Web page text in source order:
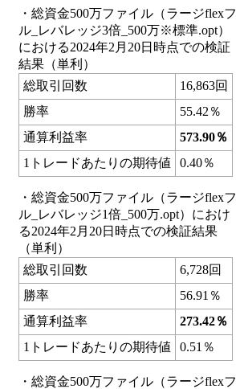
・総資金500万ファイル（ラージflexフ
ル_レバレッジ3倍_500万※標準.opt）
における2024年2月20日時点での検証
結果（単利）
総取引回数
16,863回
勝率
55.42％
通算利益率
573.90％
1トレードあたりの期待値
0.40％
・総資金500万ファイル（ラージflexフ
ル_レバレッジ1倍_500万.opt）におけ
る2024年2月20日時点での検証結果
（単利）
総取引回数
6,728回
勝率
56.91％
通算利益率
273.42％
1トレードあたりの期待値
0.51％
・総資金500万ファイル（ラージflexフ